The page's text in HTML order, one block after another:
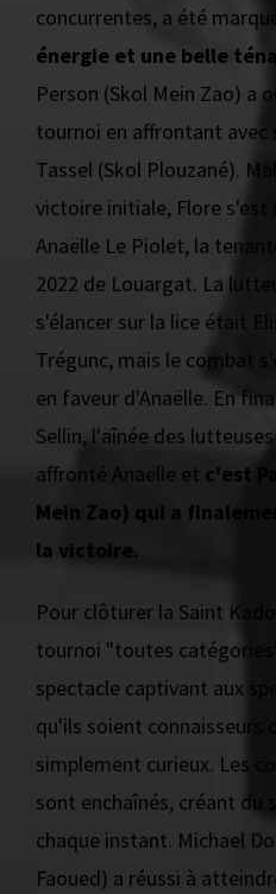
concurrentes, a été
énergie et une belle
Person (Skol Mein Zao) a
tournoi en affrontant avec
Tassel (Skol Plouzané).
victoire initiale, Flore s'est
Anaëlle Le Piolet, la
2022 de Louargat. La
s'élancer sur la lice était
Trégunc, mais le combat
en faveur d'Anaëlle. En
Sellin, l'aînée des lutteuses
affronté Anaëlle et c'est
Mein Zao) qui a
la victoire.
Pour clôturer la Saint
tournoi "toutes
spectacle captivant aux
qu'ils soient connaisseurs ou
simplement curieux. Les
sont enchaînés, créant du
chaque instant. Michael
Faoued) a réussi à